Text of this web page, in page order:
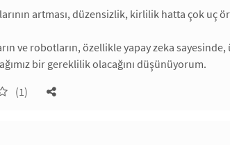
artması, düzensizlik, kirlilik hatta çok uç
ve robotların, özellikle yapay zeka
bir gereklilik olacağını düşünüyorum.
(1)